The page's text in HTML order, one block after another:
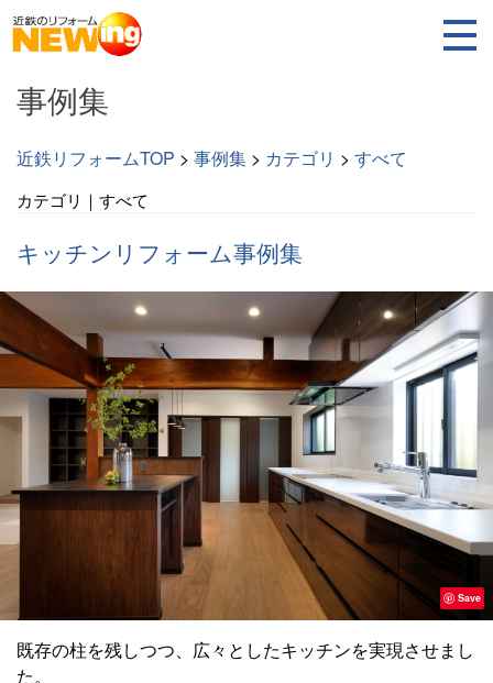
事例集
近鉄リフォームTOP > 事例集 > カテゴリ > すべて
カテゴリ｜すべて
キッチンリフォーム事例集
Save
既存の柱を残しつつ、広々としたキッチンを実現させまし
た。